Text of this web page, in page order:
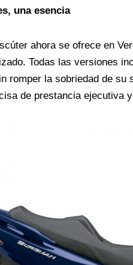
una esencia
ahora se ofrece en
Todas las versiones
romper la sobriedad de su
de prestancia ejecutiva